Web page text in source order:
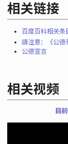
相关链接
百度百科相关条
請注意：《公德
公德宣言
相关视频
目